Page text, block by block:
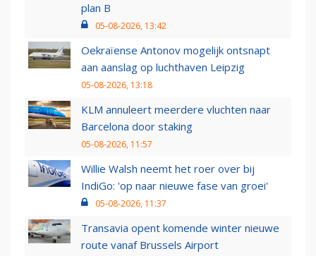
plan B
05-08-2026, 13:42
Oekraïense Antonov mogelijk ontsnapt
aan aanslag op luchthaven Leipzig
05-08-2026, 13:18
KLM annuleert meerdere vluchten naar
Barcelona door staking
05-08-2026, 11:57
Willie Walsh neemt het roer over bij
IndiGo: 'op naar nieuwe fase van groei'
05-08-2026, 11:37
Transavia opent komende winter nieuwe
route vanaf Brussels Airport